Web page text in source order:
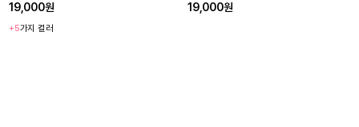
19,000원
+5가지 컬러
19,000원